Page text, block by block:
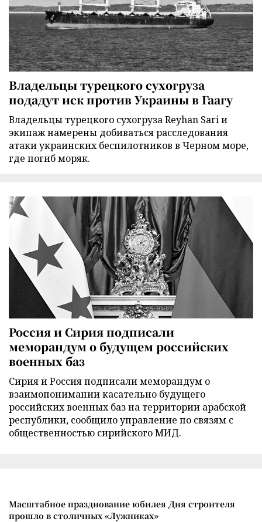
Владельцы турецкого сухогруза
подадут иск против Украины в Гаагу
Владельцы турецкого сухогруза Reyhan Sari и
экипаж намерены добиваться расследования
атаки украинских беспилотников в Черном море,
где погиб моряк.
Россия и Сирия подписали
меморандум о будущем российских
военных баз
Сирия и Россия подписали меморандум о
взаимопонимании касательно будущего
российских военных баз на территории арабской
республики, сообщило управление по связям с
общественностью сирийского МИД.
Масштабное празднование юбилея Дня строителя
прошло в столичных «Лужниках»